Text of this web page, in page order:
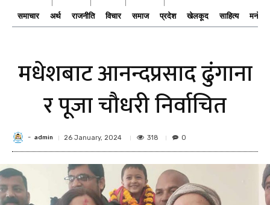
समाचार अर्थ राजनीति विचार समाज प्रदेश खेलकूद साहित्य
मधेशबाट आनन्दप्रसाद ढुंगाना
र पूजा चौधरी निर्वाचित
- admin 26 January, 2024 318 0